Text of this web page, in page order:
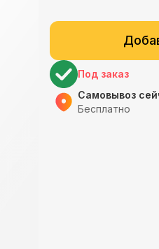
Под заказ
Самовывоз
Бесплатно